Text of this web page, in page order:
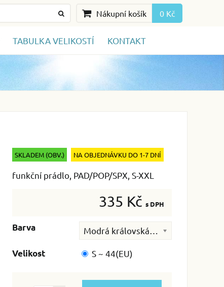
Nákupní košík 0 Kč
TABULKA VELIKOSTÍ KONTAKT
SKLADEM (OBV.) NA OBJEDNÁVKU DO 1-7 DNÍ
funkční prádlo, PAD/POP/SPX, S-XXL
335 Kč s DPH
Barva
Velikost S ~ 44(EU)